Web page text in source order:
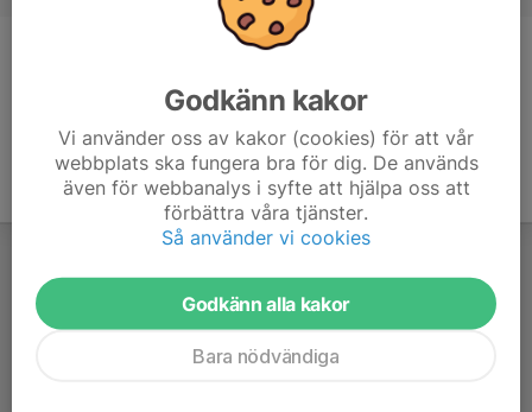
Godkänn kakor
Vi använder oss av kakor (cookies) för att vår
webbplats ska fungera bra för dig. De används
även för webbanalys i syfte att hjälpa oss att
förbättra våra tjänster.
Så använder vi cookies
Godkänn alla kakor
Bara nödvändiga